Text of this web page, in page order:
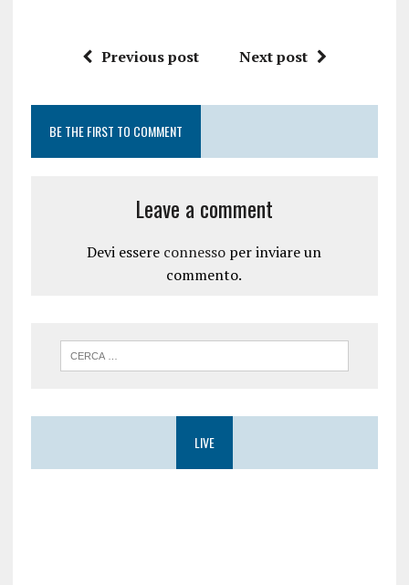
Previous post Next post
BE THE FIRST TO COMMENT
Leave a comment
Devi essere connesso per inviare un
commento.
LIVE